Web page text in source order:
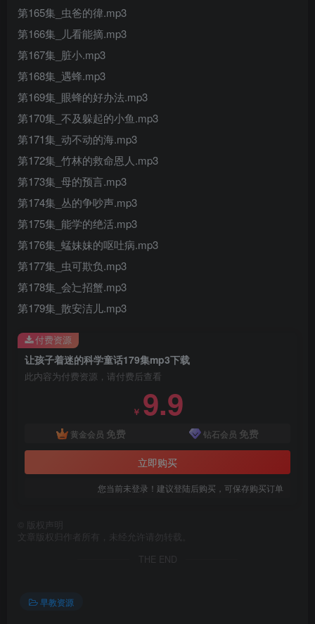
第165集_虫爸的徫.mp3
第166集_儿看能摘.mp3
第167集_脏小.mp3
第168集_遇蜂.mp3
第169集_眼蜂的好办法.mp3
第170集_不及躲起的小鱼.mp3
第171集_动不动的海.mp3
第172集_竹林的救命恩人.mp3
第173集_母的预言.mp3
第174集_丛的争吵声.mp3
第175集_能学的绝活.mp3
第176集_蜢妹妹的呕吐病.mp3
第177集_虫可欺负.mp3
第178集_会辷招蟹.mp3
第179集_散安洁儿.mp3
让孩子着迷的科学童话179集mp3下载
此内容为付费资源，请付费后查看
￥ 9.9
黄金会员 免费 钻石会员 免费
立即购买
您当前未登录！建议登陆后购买，可保存购买订单
付费资源
版权声明
文章版权归作者所有，未经允许请勿转载。
THE END
早教资源